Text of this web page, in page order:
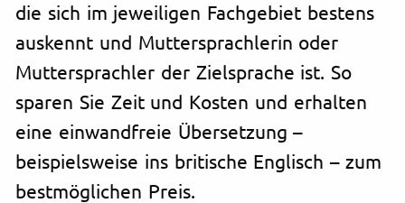
die sich im jeweiligen Fachgebiet bestens
auskennt und Muttersprachlerin oder
Muttersprachler der Zielsprache ist. So
sparen Sie Zeit und Kosten und erhalten
eine einwandfreie Übersetzung –
beispielsweise ins britische Englisch – zum
bestmöglichen Preis.